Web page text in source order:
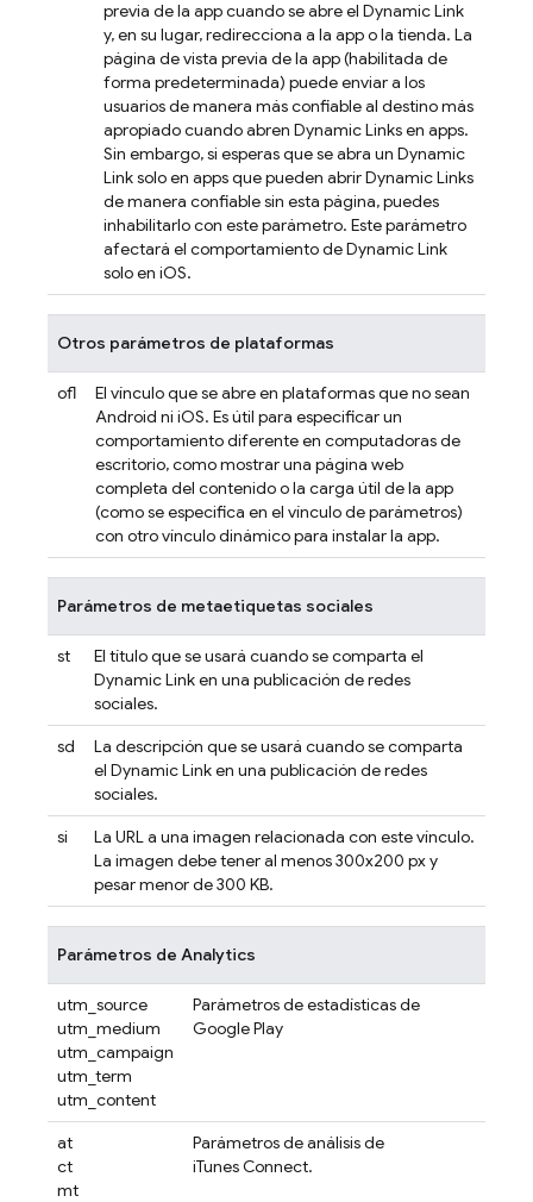
previa de la app cuando se abre el Dynamic Link
y, en su lugar, redirecciona a la app o la tienda. La
página de vista previa de la app (habilitada de
forma predeterminada) puede enviar a los
usuarios de manera más confiable al destino más
apropiado cuando abren Dynamic Linksen apps.
Sin embargo, si esperas que se abra un Dynamic
Linksolo en apps que pueden abrirDynamic Links
de manera confiable sin esta página, puedes
inhabilitarlo con este parámetro. Este parámetro
afectará el comportamiento deDynamic Link
solo en iOS.
Otros parámetros de plataformas
ofl
El vínculo que se abre en plataformas que no sean
Android ni iOS. Es útil para especificar un
comportamiento diferente en computadoras de
escritorio, como mostrar una página web
completa del contenido o la carga útil de la app
(como se especifica en el vínculo de parámetros)
con otro vínculo dinámico para instalar la app.
Parámetros de metaetiquetas sociales
st
El título que se usará cuando se comparta el
Dynamic Linken una publicación de redes
sociales.
sd
La descripción que se usará cuando se comparta
el Dynamic Linken una publicación de redes
sociales.
si
La URL a una imagen relacionada con este vínculo.
La imagen debe tener al menos 300x200 px y
pesar menor de 300 KB.
Parámetros de Analytics
utm_source
utm_medium
utm_campaign
utm_term
utm_content
Parámetros de estadísticas de
Google Play
at
ct
mt
Parámetros de análisis de
iTunes Connect.